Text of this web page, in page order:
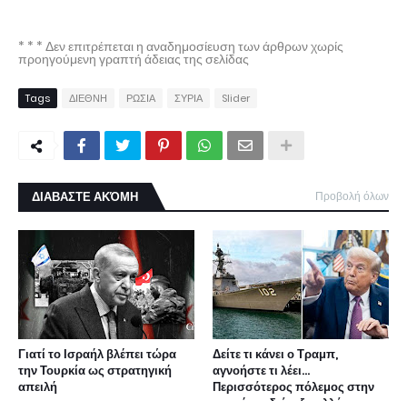
* * * Δεν επιτρέπεται η αναδημοσίευση των άρθρων χωρίς
προηγούμενη γραπτή άδειας της σελίδας
Tags ΔΙΕΘΝΗ ΡΩΣΙΑ ΣΥΡΙΑ Slider
ΔΙΑΒΑΣΤΕ ΑΚΌΜΗ Προβολή όλων
Γιατί το Ισραήλ βλέπει τώρα
την Τουρκία ως στρατηγική
απειλή
Δείτε τι κάνει ο Τραμπ,
αγνοήστε τι λέει...
Περισσότερος πόλεμος στην